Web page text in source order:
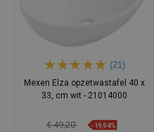
(21)
Mexen Elza opzetwastafel 40 x
33, cm wit - 21014000
€ 49,20 -19,94%